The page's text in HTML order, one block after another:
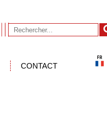
CONTACT